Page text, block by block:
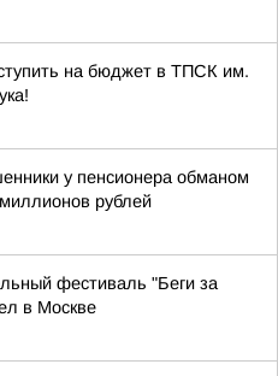
на бюджет в ТПСК им.
у пенсионера обманом
рублей
фестиваль "Беги за
в Москве